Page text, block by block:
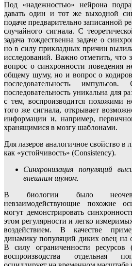
Под «надежностью» нейрона
давать один и тот же выходной
подаче предварительно записанной
случайного сигнала. С
задача тождественна задаче о
но в силу прикладных причин
исследований. Важно отметить, что
вопрос о синхронности поведения
общему шуму, но и вопрос о
последовательность
последовательность уникальна для
с тем, воспроизводится похожими
того же сигнала, открывает
информации и, например,
хранящимися в мозгу шаблонами.
Для лазеров аналогичное свойство в
как «устойчивость» (Consistency).
Синхронизация популяций
внешним шумом.
В биологии было
невзаимодействующие похожие
могут демонстрировать
этом регулярности и легко
воздействием. В качестве
динамику популяций диких овец на
В силу ограниченности
воспроизводства отдельная